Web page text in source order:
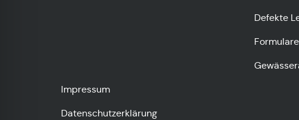
Defekte
Formulare
Impressum
Datenschutzerklärung